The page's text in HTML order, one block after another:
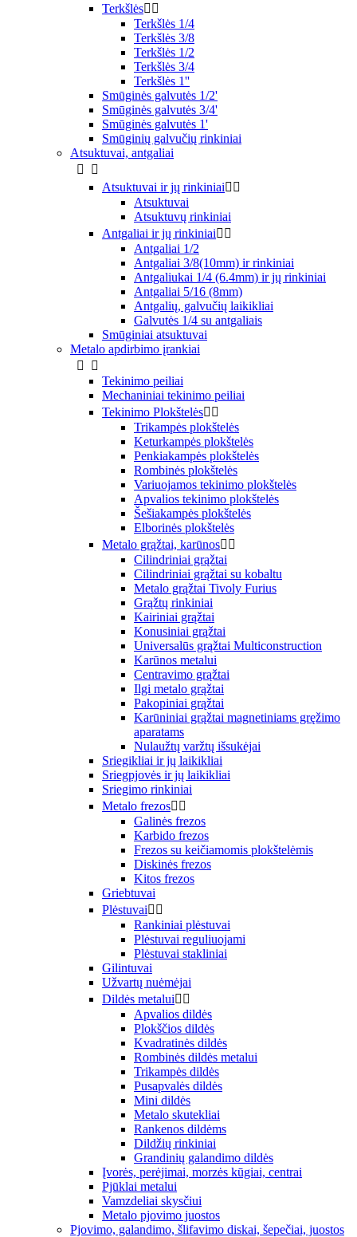
Terkšlės 
Terkšlės 1/4
Terkšlės 3/8
Terkšlės 1/2
Terkšlės 3/4
Terkšlės 1''
Smūginės galvutės 1/2'
Smūginės galvutės 3/4'
Smūginės galvutės 1'
Smūginių galvučių rinkiniai
Atsuktuvai, antgaliai


Atsuktuvai ir jų rinkiniai 
Atsuktuvai
Atsuktuvų rinkiniai
Antgaliai ir jų rinkiniai 
Antgaliai 1/2
Antgaliai 3/8(10mm) ir rinkiniai
Antgaliukai 1/4 (6.4mm) ir jų rinkiniai
Antgaliai 5/16 (8mm)
Antgalių, galvučių laikikliai
Galvutės 1/4 su antgaliais
Smūginiai atsuktuvai
Metalo apdirbimo įrankiai


Tekinimo peiliai
Mechaniniai tekinimo peiliai
Tekinimo Plokštelės 
Trikampės plokštelės
Keturkampės plokštelės
Penkiakampės plokštelės
Rombinės plokštelės
Variuojamos tekinimo plokštelės
Apvalios tekinimo plokštelės
Šešiakampės plokštelės
Elborinės plokštelės
Metalo grąžtai, karūnos 
Cilindriniai grąžtai
Cilindriniai grąžtai su kobaltu
Metalo grąžtai Tivoly Furius
Grąžtų rinkiniai
Kairiniai grąžtai
Konusiniai grąžtai
Universalūs grąžtai Multiconstruction
Karūnos metalui
Centravimo grąžtai
Ilgi metalo grąžtai
Pakopiniai grąžtai
Karūniniai grąžtai magnetiniams gręžimo
aparatams
Nulaužtų varžtų išsukėjai
Sriegikliai ir jų laikikliai
Sriegpjovės ir jų laikikliai
Sriegimo rinkiniai
Metalo frezos 
Galinės frezos
Karbido frezos
Frezos su keičiamomis plokštelėmis
Diskinės frezos
Kitos frezos
Griebtuvai
Plėstuvai 
Rankiniai plėstuvai
Plėstuvai reguliuojami
Plėstuvai stakliniai
Gilintuvai
Užvartų nuėmėjai
Dildės metalui 
Apvalios dildės
Plokščios dildės
Kvadratinės dildės
Rombinės dildės metalui
Trikampės dildės
Pusapvalės dildės
Mini dildės
Metalo skutekliai
Rankenos dildėms
Dildžių rinkiniai
Grandinių galandimo dildės
Įvorės, perėjimai, morzės kūgiai, centrai
Pjūklai metalui
Vamzdeliai skysčiui
Metalo pjovimo juostos
Pjovimo, galandimo, šlifavimo diskai, šepečiai, juostos